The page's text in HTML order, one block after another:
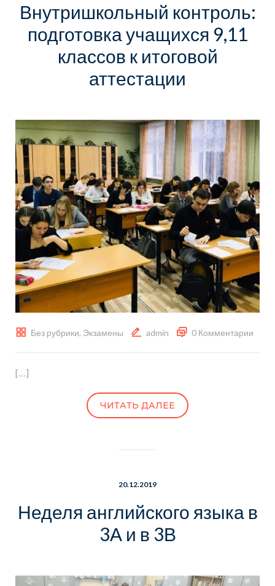
Внутришкольный контроль:
подготовка учащихся 9,11
классов к итоговой
аттестации
Без рубрики, Экзамены admin 0 Комментарии
[…]
ЧИТАТЬ ДАЛЕЕ
20.12.2019
Неделя английского языка в
3А и в 3В